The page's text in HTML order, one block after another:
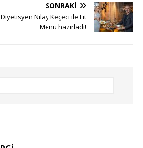
SONRAKI
Nilay Keçeci ile Fit
Menü hazırladı!